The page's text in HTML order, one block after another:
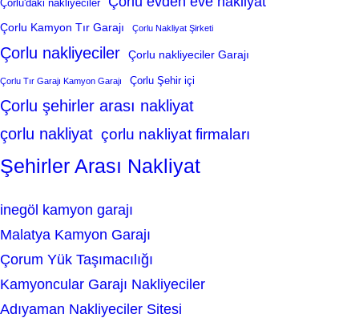
Çorlu'daki nakliyeciler
Çorlu Kamyon Tır Garajı Çorlu Nakliyat Şirketi
Çorlu nakliyeciler Çorlu nakliyeciler Garajı
Çorlu Tır Garajı Kamyon Garajı Çorlu Şehir içi
Çorlu şehirler arası nakliyat
çorlu nakliyat çorlu nakliyat firmaları
Şehirler Arası Nakliyat
inegöl kamyon garajı
Malatya Kamyon Garajı
Çorum Yük Taşımacılığı
Kamyoncular Garajı Nakliyeciler
Adıyaman Nakliyeciler Sitesi